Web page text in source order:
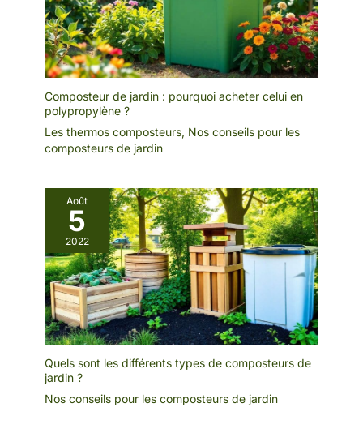
Composteur de jardin : pourquoi acheter celui en
polypropylène ?
Les thermos composteurs, Nos conseils pour les
composteurs de jardin
Août
5
2022
Quels sont les différents types de composteurs de
jardin ?
Nos conseils pour les composteurs de jardin